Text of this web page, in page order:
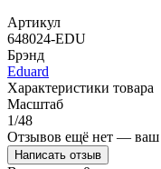
Артикул
648024-EDU
Брэнд
Eduard
Характеристики товара
Масштаб
1/48
Отзывов ещё нет — ваш
Написать отзыв